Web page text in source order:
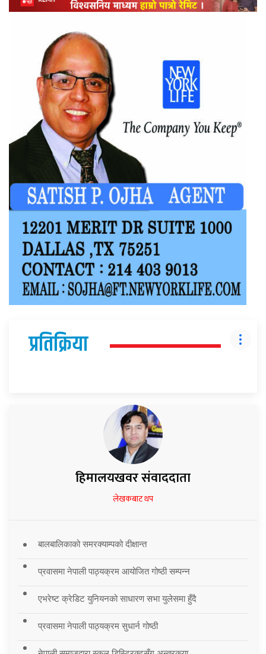
प्रतिक्रिया
हिमालयखवर संवाददाता
लेखकबाट थप
बालबालिकाको समरक्याम्पको दीक्षान्त
प्रवासमा नेपाली पाठ्यक्रम आयोजित गोष्ठी सम्पन्न
एभरेष्ट क्रेडिट युनियनको साधारण सभा युलेसमा हुँदै
प्रवासमा नेपाली पाठ्यक्रम सुधार्न गोष्ठी